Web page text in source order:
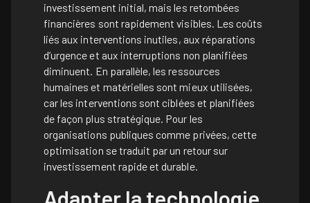
investissement initial, mais les retombées
financières sont rapidement visibles. Les coûts
liés aux interventions inutiles, aux réparations
d’urgence et aux interruptions non planifiées
diminuent. En parallèle, les ressources
humaines et matérielles sont mieux utilisées,
car les interventions sont ciblées et planifiées
de façon plus stratégique. Pour les
organisations publiques comme privées, cette
optimisation se traduit par un retour sur
investissement rapide et durable.